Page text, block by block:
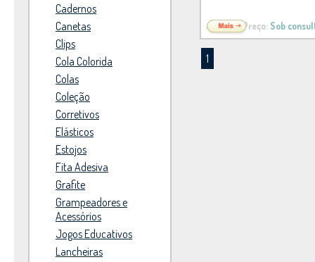
Cadernos
Canetas
Clips
Cola Colorida
Colas
Coleção
Corretivos
Elásticos
Estojos
Fita Adesiva
Grafite
Grampeadores e
Acessórios
Jogos Educativos
Lancheiras
Preço: Sob
1